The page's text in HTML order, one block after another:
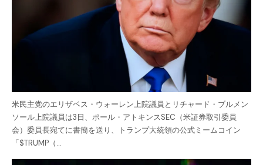
米民主党のエリザベス・ウォーレン上院議員とリチャード・ブルメン
ソール上院議員は3日、ポール・アトキンスSEC（米証券取引委員
会）委員長宛てに書簡を送り、トランプ大統領の公式ミームコイン
「$TRUMP（…